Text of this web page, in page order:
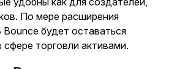
По мере расширения
будет оставаться
торговли активами.